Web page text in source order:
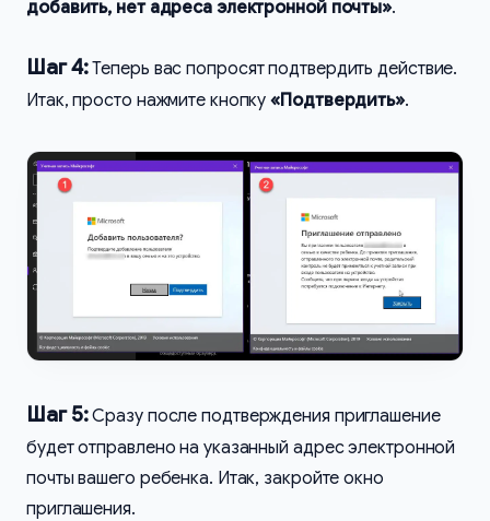
добавить, нет адреса электронной почты».
Шаг 4:Теперь вас попросят подтвердить действие.
Итак, просто нажмите кнопку«Подтвердить».
Шаг 5:Сразу после подтверждения приглашение
будет отправлено на указанный адрес электронной
почты вашего ребенка. Итак, закройте окно
приглашения.